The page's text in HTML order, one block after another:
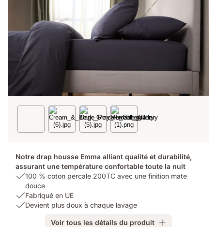
Notre drap housse Emma alliant qualité et durabilité,
assurant une température confortable toute la nuit
USP
100
%
100 % coton percale 200TC avec une finition mate
douce
USP
2:
Fabriqué en UE
USPDevient plus doux à chaque lavage
Voir tous les détails du produit